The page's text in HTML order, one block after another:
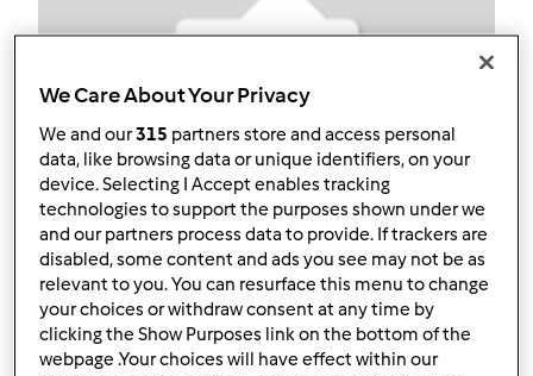
Obserwuj Block
We Care About Your Privacy
We and our315 partners store and access personal
data, like browsing data or unique identifiers, on your
device. Selecting I Accept enables tracking
technologies to support the purposes shown under we
and our partners process data to provide. If trackers are
disabled, some content and ads you see may not be as
relevant to you. You can resurface this menu to change
your choices or withdraw consent at any time by
clicking the Show Purposes link on the bottom of the
webpage .Your choices will have effect within our